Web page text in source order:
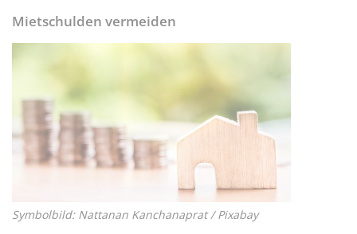
Mietschulden vermeiden
Symbolbild: Nattanan Kanchanaprat / Pixabay